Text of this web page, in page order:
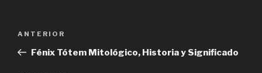
entradas
Entrada
anterior:
ANTERIOR
Fénix Tótem Mitológico, Historia y Significado